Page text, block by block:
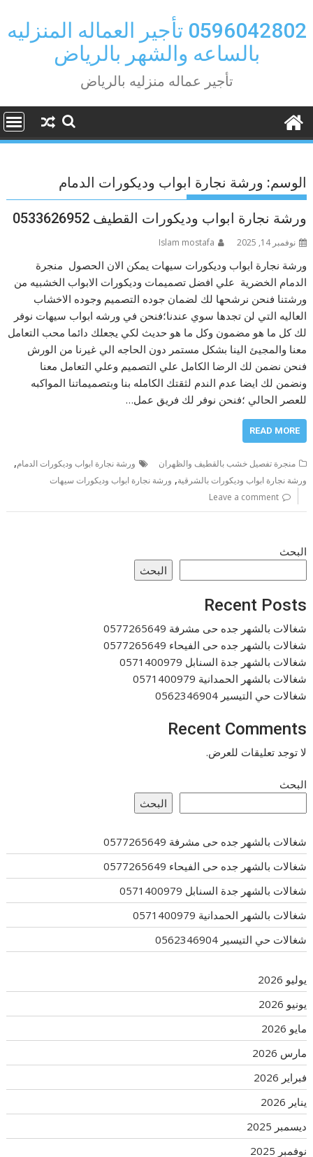
to
content
0596042802 تأجير العماله المنزليه
بالساعه والشهر بالرياض
تأجير عماله منزليه بالرياض
الوسم: ورشة نجارة ابواب وديكورات الدمام
ورشة نجارة ابواب وديكورات القطيف 0533626952
نوفمبر 14, 2025 Islam mostafa
ورشة نجارة ابواب وديكورات سيهات يمكن الان الحصول منجرة
الدمام الخضرية علي افضل تصميمات وديكورات الابواب الخشبيه من
ورشتنا فنحن نرشحها لك لضمان جوده التصميم وجوده الاخشاب
العاليه التي لن تجدها سوي عندنا؛فنحن في ورشه ابواب سيهات نوفر
لك كل ما هو مضمون وكل ما هو حديث لكي يجعلك دائما محب التعامل
معنا والمجيئ الينا بشكل مستمر دون الحاجه الي غيرنا من الورش
فنحن نضمن لك الرضا الكامل علي التصميم وعلي التعامل معنا
ونضمن لك ايضا عدم الندم لثقتك الكامله بنا وبتصميماتنا المواكبه
للعصر الحالي ؛فنحن نوفر لك فريق عمل…
READ MORE
منجرة تفصيل خشب بالقطيف والظهران ورشة نجارة ابواب وديكورات الدمام,
ورشة نجارة ابواب وديكورات بالشرقية, ورشة نجارة ابواب وديكورات سيهات
Leave a comment
البحث
البحث
Recent Posts
شغالات بالشهر جده حى مشرفة 0577265649
شغالات بالشهر جده حى الفيحاء 0577265649
شغالات بالشهر جدة السنابل 0571400979
شغالات بالشهر الحمدانية 0571400979
شغالات حي التيسير 0562346904
Recent Comments
لا توجد تعليقات للعرض.
البحث
البحث
شغالات بالشهر جده حى مشرفة 0577265649
شغالات بالشهر جده حى الفيحاء 0577265649
شغالات بالشهر جدة السنابل 0571400979
شغالات بالشهر الحمدانية 0571400979
شغالات حي التيسير 0562346904
يوليو 2026
يونيو 2026
مايو 2026
مارس 2026
فبراير 2026
يناير 2026
ديسمبر 2025
نوفمبر 2025